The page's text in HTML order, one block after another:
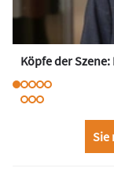
Köpfe der Szene:
Sie